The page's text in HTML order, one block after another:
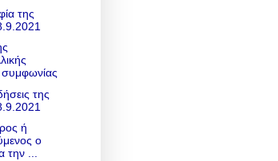
της
συμφωνίας
της
ή
ο
την ...